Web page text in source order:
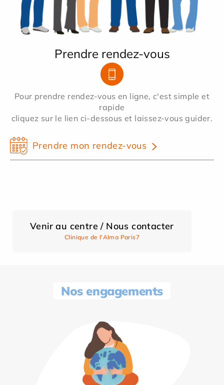
Prendre rendez-vous
Pour prendre rendez-vous en ligne, c'est simple et
rapide
cliquez sur le lien ci-dessous et laissez-vous guider.
Prendre mon rendez-vous
Venir au centre / Nous contacter
Clinique de l'Alma Paris7
Nos engagements